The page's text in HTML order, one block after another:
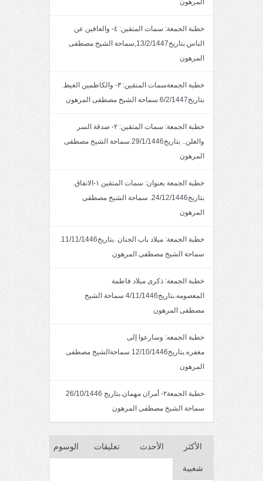
المرهون
خطبة الجمعة: سمات المتقين: ٤- والعافين عن
الناس.بتاريخ13/2/1447,سماحة الشيخ مصطفى
المرهون
خطبة الجمعةسمات المتقين: ٣- والكاظمين الغيظ.
بتاريخ6/2/1447.سماحة الشيخ مصطفى المرهون
خطبة الجمعة: سمات المتقين: ٢- صدقة السر
والعلن.. بتاريخ29/1/1446.سماحة الشيخ مصطفى
المرهون
خطبة الجمعة بعنوان: سمات المتقين ١-الانفاق.
بتاريخ24/12/1446. سماحة الشيخ مصطفى
المرهون
خطبة الجمعة: ميلاد باب الجنان .بتاريخ11/11/1446.
سماحة الشيخ مصطفى المرهون
خطبة الجمعة: ذكرى ميلاد فاطمة
المعصومه.بتاريخ4/11/1446 سماحة الشيخ
مصطفى المرهون
خطبة الجمعه: وسارعوا إلى
مغفره.بتاريخ12/10/1446 سماحةالشيخ مصطفى
المرهون
خطبة الجمعة٢- أمران مهمان.بتاريخ 26/10/1446
سماحة الشيخ مصطفى المرهون
الأكثر
شعبية
الأحدث تعليقات الوسوم